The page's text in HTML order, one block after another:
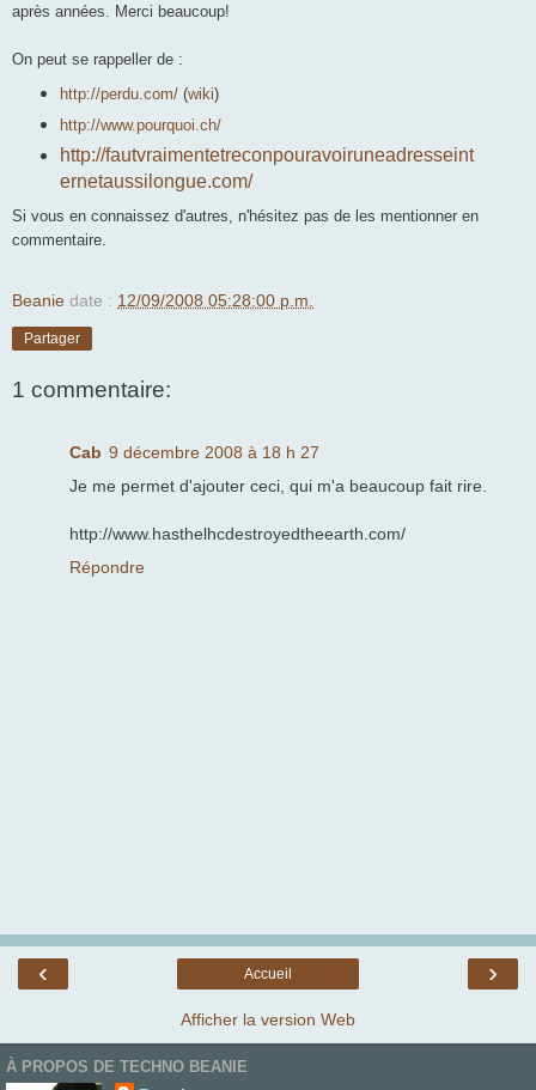
après années. Merci beaucoup!
On peut se rappeller de :
http://perdu.com/(wiki)
http://www.pourquoi.ch/
http://fautvraimentetreconpouravoiruneadresseint
ernetaussilongue.com/
Si vous en connaissez d'autres, n'hésitez pas de les mentionner en
commentaire.
Beanie date : 12/09/2008 05:28:00 p.m.
Partager
1 commentaire:
Cab 9 décembre 2008 à 18 h 27
Je me permet d'ajouter ceci, qui m'a beaucoup fait rire.
http://www.hasthelhcdestroyedtheearth.com/
Répondre
‹ ›
Accueil
Afficher la version Web
À PROPOS DE TECHNO BEANIE